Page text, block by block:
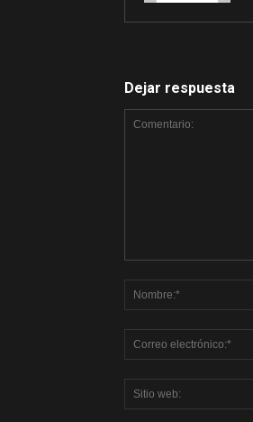
Dejar respuesta